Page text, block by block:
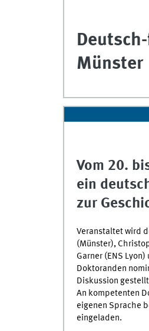
Münster
Vom 20.
ein
zur
Veranstaltet wird
(Münster),
Garner (ENS
Doktoranden
Diskussion
An kompetenten
eigenen Sprache
eingeladen.